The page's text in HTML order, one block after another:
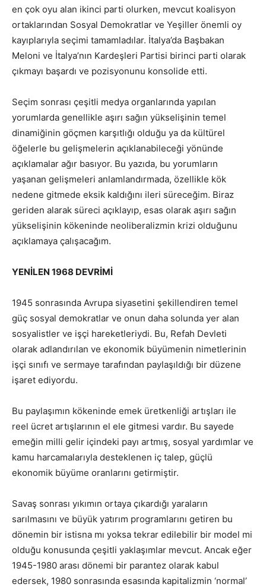
en çok oyu alan ikinci parti olurken, mevcut koalisyon
ortaklarından Sosyal Demokratlar ve Yeşiller önemli oy
kayıplarıyla seçimi tamamladılar. İtalya’da Başbakan
Meloni ve İtalya’nın Kardeşleri Partisi birinci parti olarak
çıkmayı başardı ve pozisyonunu konsolide etti.
Seçim sonrası çeşitli medya organlarında yapılan
yorumlarda genellikle aşırı sağın yükselişinin temel
dinamiğinin göçmen karşıtlığı olduğu ya da kültürel
öğelerle bu gelişmelerin açıklanabileceği yönünde
açıklamalar ağır basıyor. Bu yazıda, bu yorumların
yaşanan gelişmeleri anlamlandırmada, özellikle kök
nedene gitmede eksik kaldığını ileri süreceğim. Biraz
geriden alarak süreci açıklayıp, esas olarak aşırı sağın
yükselişinin kökeninde neoliberalizmin krizi olduğunu
açıklamaya çalışacağım.
YENİLEN 1968 DEVRİMİ
1945 sonrasında Avrupa siyasetini şekillendiren temel
güç sosyal demokratlar ve onun daha solunda yer alan
sosyalistler ve işçi hareketleriydi. Bu, Refah Devleti
olarak adlandırılan ve ekonomik büyümenin nimetlerinin
işçi sınıfı ve sermaye tarafından paylaşıldığı bir düzene
işaret ediyordu.
Bu paylaşımın kökeninde emek üretkenliği artışları ile
reel ücret artışlarının el ele gitmesi vardır. Bu sayede
emeğin milli gelir içindeki payı artmış, sosyal yardımlar ve
kamu harcamalarıyla desteklenen iç talep, güçlü
ekonomik büyüme oranlarını getirmiştir.
Savaş sonrası yıkımın ortaya çıkardığı yaraların
sarılmasını ve büyük yatırım programlarını getiren bu
dönemin bir istisna mı yoksa tekrar edilebilir bir model mi
olduğu konusunda çeşitli yaklaşımlar mevcut. Ancak eğer
1945-1980 arası dönemi bir parantez olarak kabul
edersek, 1980 sonrasında esasında kapitalizmin ‘normal’